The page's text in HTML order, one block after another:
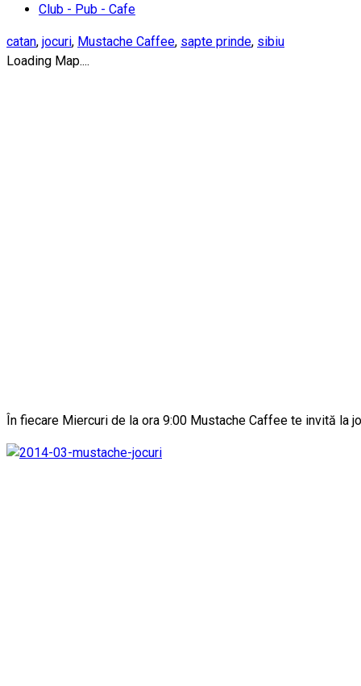
Club - Pub - Cafe
catan, jocuri, Mustache Caffee, sapte prinde, sibiu
Loading Map....
În fiecare Miercuri de la ora 9:00 Mustache Caffee te invită la